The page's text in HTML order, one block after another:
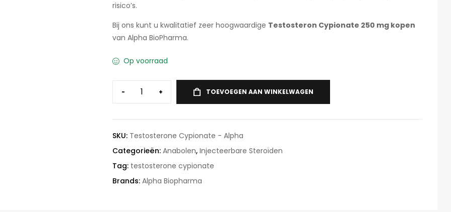
risico’s.
Bij ons kunt u kwalitatief zeer hoogwaardige Testosteron Cypionate 250 mg kopen
van Alpha BioPharma.
Op voorraad
- + TOEVOEGEN AAN WINKELWAGEN
SKU: Testosterone Cypionate - Alpha
Categorieën: Anabolen, Injecteerbare Steroïden
Tag: testosterone cypionate
Brands: Alpha Biopharma